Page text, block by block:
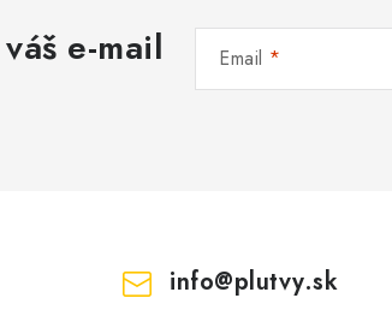
e-mail Email
info@plutvy.sk